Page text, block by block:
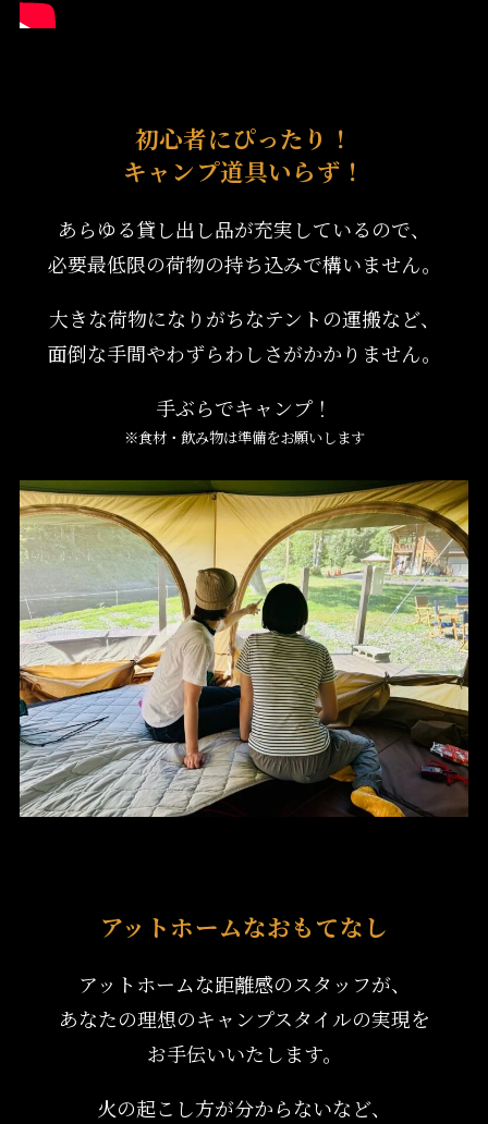
初心者にぴったり！
キャンプ道具いらず！
あらゆる貸し出し品が充実しているので、
必要最低限の荷物の持ち込みで構いません。
大きな荷物になりがちなテントの運搬など、
面倒な手間やわずらわしさがかかりません。
手ぶらでキャンプ！
※食材・飲み物は準備をお願いします
アットホームなおもてなし
アットホームな距離感のスタッフが、
あなたの理想のキャンプスタイルの実現を
お手伝いいたします。
火の起こし方が分からないなど、